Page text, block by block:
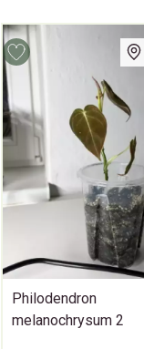
Philodendron
melanochrysum 2